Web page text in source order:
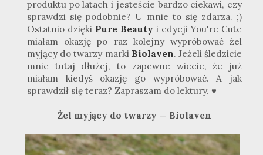
produktu po latach i jesteście bardzo ciekawi, czy
sprawdzi się podobnie? U mnie to się zdarza. ;)
Ostatnio dzięki Pure Beauty i edycji You're Cute
miałam okazję po raz kolejny wypróbować żel
myjący do twarzy marki Biolaven. Jeżeli śledzicie
mnie tutaj dłużej, to zapewne wiecie, że już
miałam kiedyś okazję go wypróbować. A jak
sprawdził się teraz? Zapraszam do lektury. ♥
Żel myjący do twarzy — Biolaven